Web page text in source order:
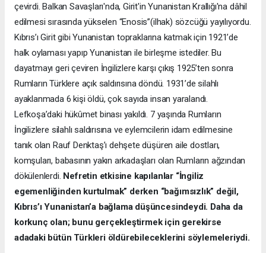
çevirdi. Balkan Savaşları'nda, Girit'in Yunanistan Krallığı'na dâhil
edilmesi sırasında yükselen “Enosis”(ilhak) sözcüğü yayılıyordu.
Kıbrıs’ı Girit gibi Yunanistan topraklarına katmak için 1921’de
halk oylaması yapıp Yunanistan ile birleşme istediler. Bu
dayatmayı geri çeviren İngilizlere karşı çıkış 1925’ten sonra
Rumların Türklere açık saldırısına döndü. 1931’de silahlı
ayaklanmada 6 kişi öldü, çok sayıda insan yaralandı.
Lefkoşa’daki hükûmet binası yakıldı. 7 yaşında Rumların
İngilizlere silahlı saldırısına ve eylemcilerin idam edilmesine
tanık olan Rauf Denktaş’ı dehşete düşüren aile dostları,
komşuları, babasının yakın arkadaşları olan Rumların ağzından
dökülenlerdi. Nefretin etkisine kapılanlar “İngiliz
egemenliğinden kurtulmak” derken “bağımsızlık” değil,
Kıbrıs’ı Yunanistan’a bağlama düşüncesindeydi. Daha da
korkunç olan; bunu gerçekleştirmek için gerekirse
adadaki bütün Türkleri öldürebileceklerini söylemeleriydi.